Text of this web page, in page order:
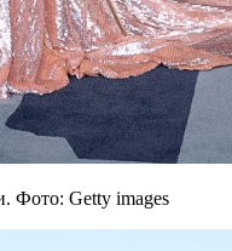
Фото: Getty images